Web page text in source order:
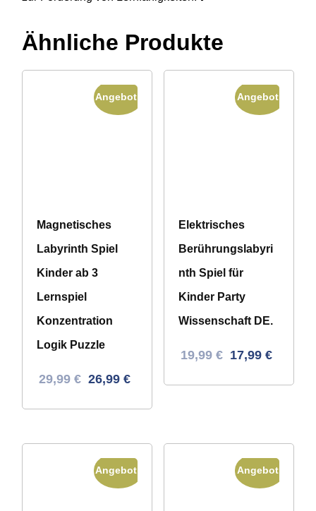
Ähnliche Produkte
Angebot!
Magnetisches
Labyrinth Spiel
Kinder ab 3
Lernspiel
Konzentration
Logik Puzzle
Ursprünglicher
29,99 € Aktueller
26,99 €
Angebot!
Elektrisches
Berührungslabyri
nth Spiel für
Kinder Party
Wissenschaft DE.
Ursprünglicher
19,99 € Aktueller
17,99 €
Angebot! Angebot!